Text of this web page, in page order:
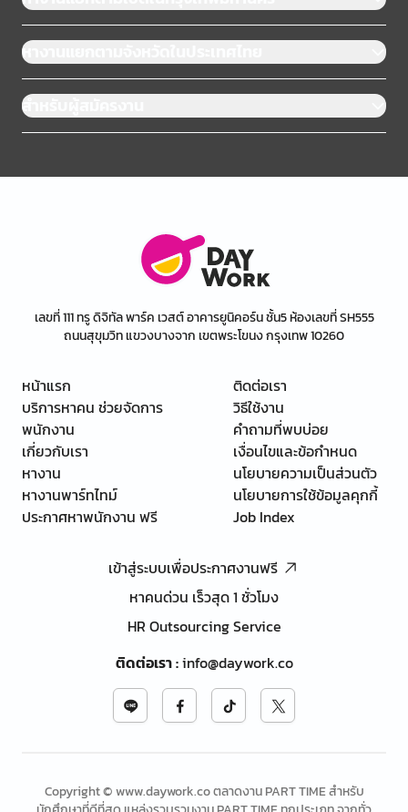
หางานแยกตามจังหวัดในประเทศไทย
สำหรับผู้สมัครงาน
เลขที่ 111 ทรู ดิจิทัล พาร์ค เวสต์ อาคารยูนิคอร์น ชั้น5 ห้องเลขที่ SH555
ถนนสุขุมวิท แขวงบางจาก เขตพระโขนง กรุงเทพ 10260
หน้าแรก
บริการหาคน ช่วยจัดการ
พนักงาน
เกี่ยวกับเรา
หางาน
หางานพาร์ทไทม์
ประกาศหาพนักงาน ฟรี
ติดต่อเรา
วิธีใช้งาน
คำถามที่พบบ่อย
เงื่อนไขและข้อกำหนด
นโยบายความเป็นส่วนตัว
นโยบายการใช้ข้อมูลคุกกี้
Job Index
เข้าสู่ระบบเพื่อประกาศงานฟรี
หาคนด่วน เร็วสุด 1 ชั่วโมง
HR Outsourcing Service
ติดต่อเรา:info@daywork.co
Copyright © www.daywork.co ตลาดงาน PART TIME สำหรับ